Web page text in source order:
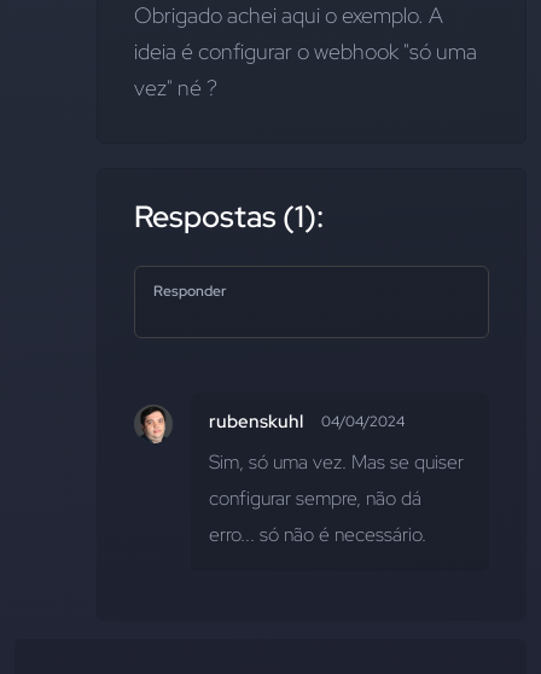
Obrigado achei aqui o exemplo. A
ideia é configurar o webhook "só uma
vez" né ?
Respostas (1):
Responder
rubenskuhl 04/04/2024
Sim, só uma vez. Mas se quiser
configurar sempre, não dá
erro... só não é necessário.